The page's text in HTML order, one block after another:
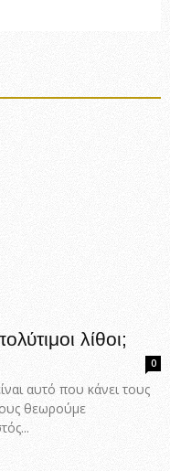
λίθοι;
0
αυτό που κάνει τους
θεωρούμε